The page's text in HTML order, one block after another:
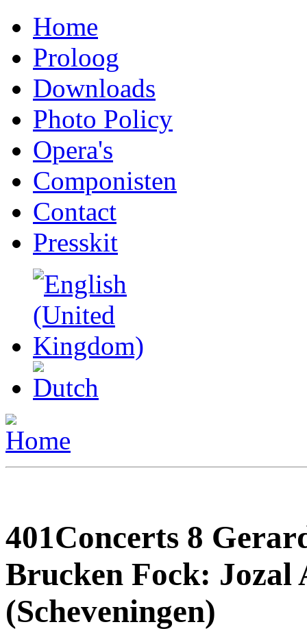
Home
Proloog
Downloads
Photo Policy
Opera's
Componisten
Contact
Presskit
401Concerts 8
Brucken Fock: Jozal
(Scheveningen)